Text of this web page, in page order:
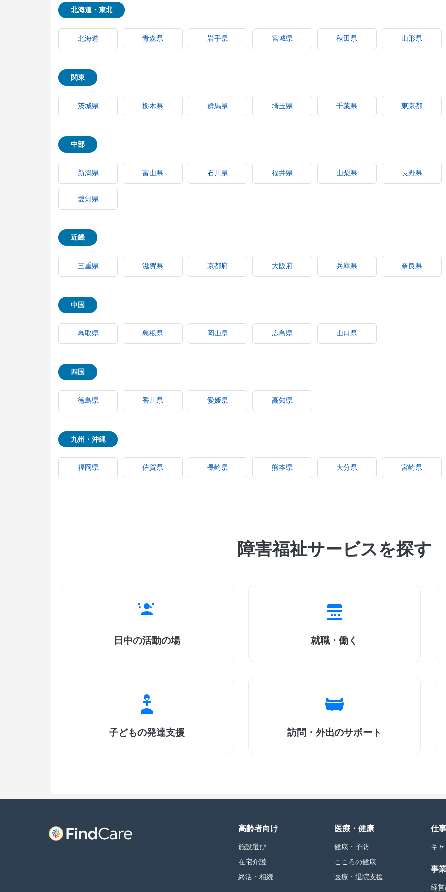
北海道・東北
北海道 青森県 岩手県 宮城県 秋田県 山形県
関東
茨城県 栃木県 群馬県 埼玉県 千葉県 東京都
中部
新潟県 富山県 石川県 福井県 山梨県 長野県
愛知県
近畿
三重県 滋賀県 京都府 大阪府 兵庫県 奈良県
中国
鳥取県 島根県 岡山県 広島県 山口県
四国
徳島県 香川県 愛媛県 高知県
九州・沖縄
福岡県 佐賀県 長崎県 熊本県 大分県 宮崎県
障害福祉サービスを探す
日中の活動の場 就職・働く
子どもの発達支援 訪問・外出のサポート
高齢者向け
施設選び
在宅介護
終活・相続
医療・健康
健康・予防
こころの健康
医療・退院支援
仕
キ
事
経